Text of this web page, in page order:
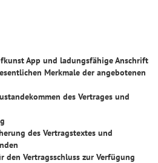
App und ladungsfähige Anschrift
Merkmale der angebotenen
des Vertrages und
des Vertragstextes und
Vertragsschluss zur Verfügung